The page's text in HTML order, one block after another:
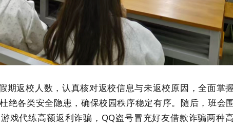
返校人数，认真核对返校信息与未返校原因，全面掌
绝各类安全隐患，确保校园秩序稳定有序。随后，班
戏代练高额返利诈骗， QQ盗号冒充好友借款诈骗两种